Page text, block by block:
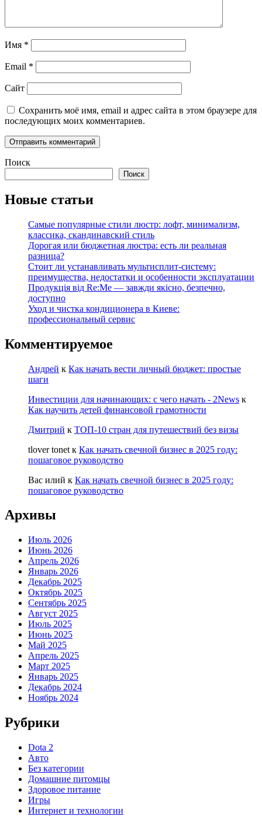
Имя *
Email *
Сайт
Сохранить моё имя, email и адрес сайта в этом браузере для
последующих моих комментариев.
Поиск
Поиск
Новые статьи
Самые популярные стили люстр: лофт, минимализм,
классика, скандинавский стиль
Дорогая или бюджетная люстра: есть ли реальная
разница?
Стоит ли устанавливать мультисплит-систему:
преимущества, недостатки и особенности эксплуатации
Продукція від Re:Me — завжди якісно, безпечно,
доступно
Уход и чистка кондиционера в Киеве:
профессиональный сервис
Комментируемое
Андрей к Как начать вести личный бюджет: простые
шаги
Инвестиции для начинающих: с чего начать - 2News к
Как научить детей финансовой грамотности
Дмитрий к ТОП-10 стран для путешествий без визы
tlover tonet к Как начать свечной бизнес в 2025 году:
пошаговое руководство
Вас илий к Как начать свечной бизнес в 2025 году:
пошаговое руководство
Архивы
Июль 2026
Июнь 2026
Апрель 2026
Январь 2026
Декабрь 2025
Октябрь 2025
Сентябрь 2025
Август 2025
Июль 2025
Июнь 2025
Май 2025
Апрель 2025
Март 2025
Январь 2025
Декабрь 2024
Ноябрь 2024
Рубрики
Dota 2
Авто
Без категории
Домашние питомцы
Здоровое питание
Игры
Интернет и технологии